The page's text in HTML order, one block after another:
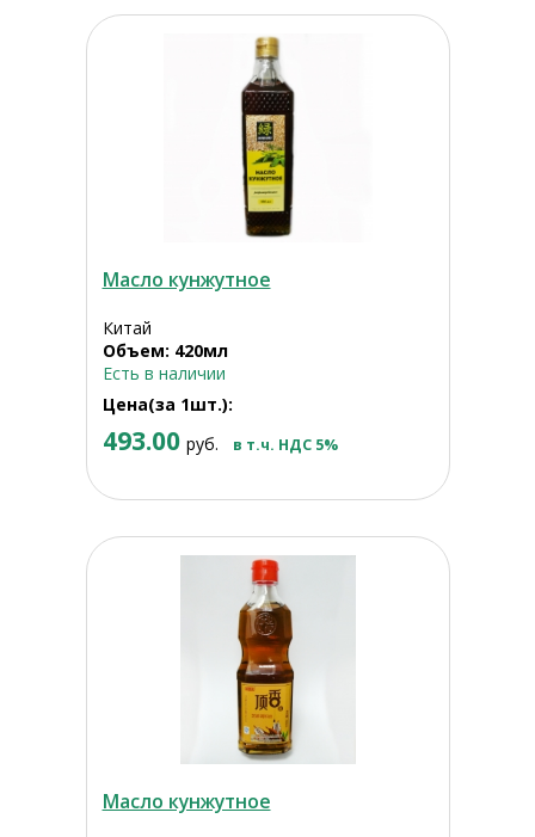
Масло кунжутное
Китай
Объем: 420мл
Есть в наличии
Цена(за 1шт.):
493.00 руб. в т.ч. НДС 5%
Масло кунжутное